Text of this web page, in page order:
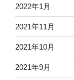
2022年1月
2021年11月
2021年10月
2021年9月